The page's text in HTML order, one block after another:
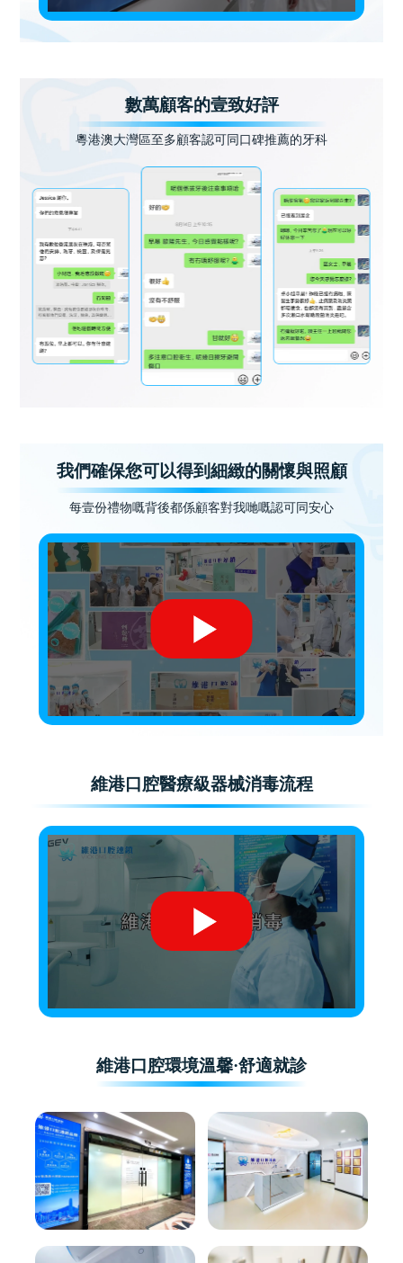
數萬顧客的壹致好評
粵港澳大灣區至多顧客認可同口碑推薦的牙科
我們確保您可以得到細緻的關懷與照顧
每壹份禮物嘅背後都係顧客對我哋嘅認可同安心
維港口腔醫療級器械消毒流程
維港口腔環境溫馨·舒適就診